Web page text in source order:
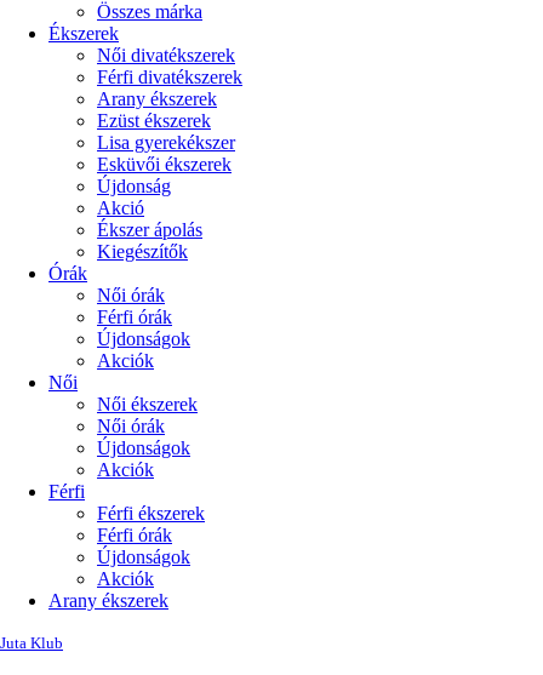
Összes márka
Ékszerek
Női divatékszerek
Férfi divatékszerek
Arany ékszerek
Ezüst ékszerek
Lisa gyerekékszer
Esküvői ékszerek
Újdonság
Akció
Ékszer ápolás
Kiegészítők
Órák
Női órák
Férfi órák
Újdonságok
Akciók
Női
Női ékszerek
Női órák
Újdonságok
Akciók
Férfi
Férfi ékszerek
Férfi órák
Újdonságok
Akciók
Arany ékszerek
Juta Klub